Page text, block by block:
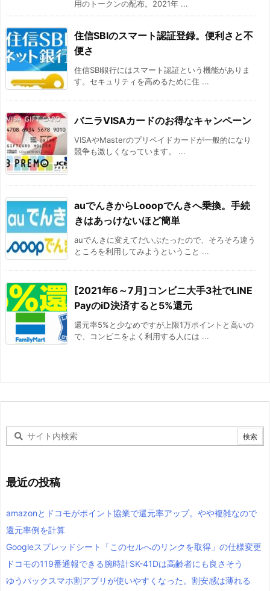
用のトークンの配布。2021年 ...
住信SBIのスマート認証登録。便利さと不
便さ
住信SBI銀行にはスマート認証という機能がありま
す。セキュリティを高めるために住 ...
バニラVISAカードのお得なキャンペーン
VISAやMasterのプリペイドカードが一般的になり
競争も激しくなっています。 ...
auでんきからLooopでんきへ乗換。手続
きはあっけないほど簡単
auでんきに変えてだいぶたったので、そろそろ違う
ところを利用してみようということ ...
[2021年6～7月]コンビニ大手3社でLINE
PayのiD決済すると5%還元
還元率5%と少なめですが上限1万ポイントと高いの
で、コンビニをよく利用する人には ...
最近の投稿
amazonとドコモがポイント協業で還元率アップ。やや複雑なので
還元率例を計算
Googleスプレッドシート「このセルへのリンクを取得」の仕様変更
ドコモの119番通報できる腕時計SK-41Dは高齢者にも良さそう
ゆうパックスマホ割アプリが使いやすくなった。割安感は薄れる